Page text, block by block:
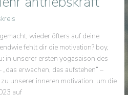
wieder öfters auf deine
fehlt dir die motivation? boy,
in unserer ersten yogasaison des
„das erwachen, das aufstehen“ –
unserer inneren motivation. um die
auf